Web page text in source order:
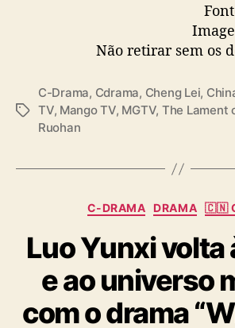
pic.twitter.com/oxACaarQQJ
— 𝙛𝙡𝙤𝙤 ★ (@czhouye)
Não retirar sem os
T
C-Drama, Cdrama, Cheng Lei,
TV, Mango TV, MGTV, The Lament
Ruohan
C
t
e
g
o
r
C-DRAMA DRAMA 🇨🇳
Luo Yunxi volta
e ao universo
com o drama